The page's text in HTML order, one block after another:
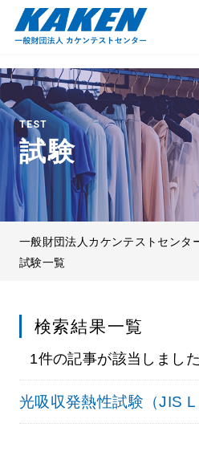
TEST
試験
一般財団法人カケンテストセンタ
試験一覧
検索結果一覧
1件の記事が該当しました
光吸収発熱性試験（JIS L